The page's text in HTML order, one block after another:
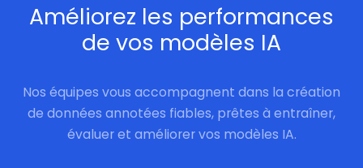
Améliorez les performances
de vos modèles IA
Nos équipes vous accompagnent dans la création
de données annotées fiables, prêtes à entraîner,
évaluer et améliorer vos modèles IA.